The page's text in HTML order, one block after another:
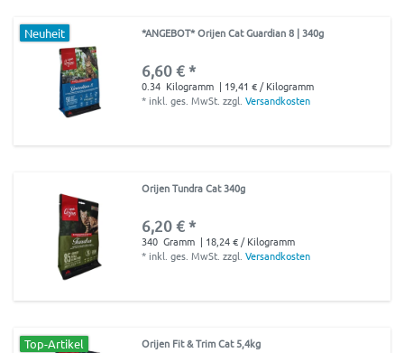
Neuheit *ANGEBOT* Orijen Cat Guardian 8 | 340g
6,60 € *
0.34 Kilogramm | 19,41 € / Kilogramm
* inkl. ges. MwSt. zzgl.Versandkosten
Orijen Tundra Cat 340g
6,20 € *
340 Gramm | 18,24 € / Kilogramm
* inkl. ges. MwSt. zzgl.Versandkosten
Top-Artikel Orijen Fit & Trim Cat 5,4kg